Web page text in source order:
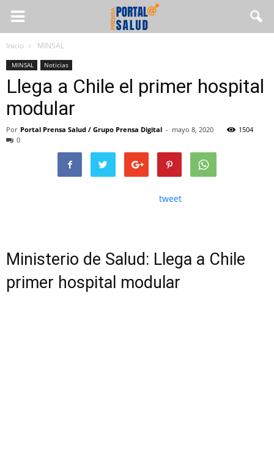
Inicio MINSAL
MINSAL Noticias
Llega a Chile el primer hospital
modular
Por Portal Prensa Salud / Grupo Prensa Digital - mayo 8, 2020
1504
0
tweet
Ministerio de Salud: Llega a Chile
primer hospital modular